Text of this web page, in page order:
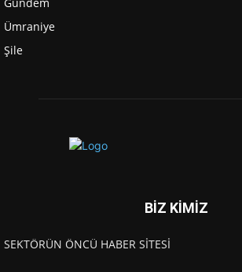
Ümraniye
Şile
BİZ KİMİZ
SEKTÖRÜN ÖNCÜ HABER SİTESİ